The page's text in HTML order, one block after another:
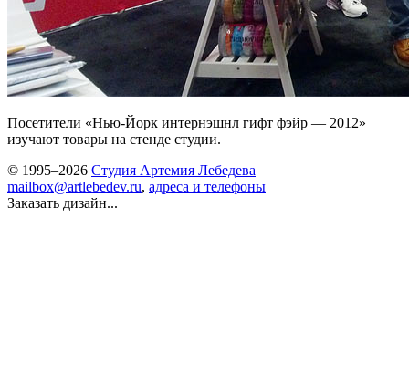
Посетители «Нью-Йорк интернэшнл гифт фэйр — 2012»
изучают товары на стенде студии.
© 1995–2026 Студия Артемия Лебедева
mailbox@artlebedev.ru, адреса и телефоны
Заказать дизайн...